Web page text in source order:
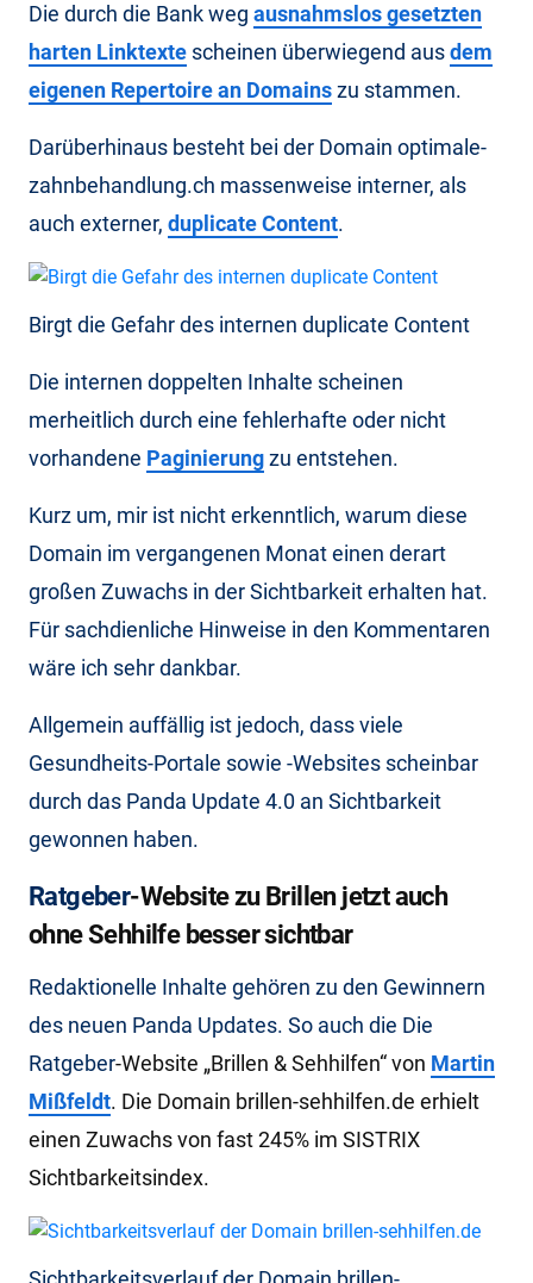
Die durch die Bank weg ausnahmslos gesetzten
harten Linktexte scheinen überwiegend ausdem
eigenen Repertoire an Domainszu stammen.
Darüberhinaus besteht bei der Domain optimale-
zahnbehandlung.ch massenweise interner, als
auch externer, duplicate Content.
Birgt die Gefahr des internen duplicate Content
Die internen doppelten Inhalte scheinen
merheitlich durch eine fehlerhafte oder nicht
vorhandene Paginierungzu entstehen.
Kurz um, mir ist nicht erkenntlich, warum diese
Domain im vergangenen Monat einen derart
großen Zuwachs in der Sichtbarkeit erhalten hat.
Für sachdienliche Hinweise in den Kommentaren
wäre ich sehr dankbar.
Allgemein auffällig ist jedoch, dass viele
Gesundheits-Portale sowie -Websites scheinbar
durch das Panda Update 4.0 an Sichtbarkeit
gewonnen haben.
Ratgeber-Website zu Brillen jetzt auch
ohne Sehhilfe besser sichtbar
Redaktionelle Inhalte gehören zu den Gewinnern
des neuen Panda Updates. So auch die Die
Ratgeber-Website „Brillen & Sehhilfen“ von Martin
Mißfeldt. Die Domain brillen-sehhilfen.de erhielt
einen Zuwachs von fast 245% im SISTRIX
Sichtbarkeitsindex.